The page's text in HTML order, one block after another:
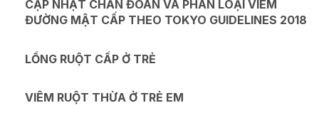
CẬP NHẬT CHẨN ĐOÁN VÀ PHÂN LOẠI VIÊM
ĐƯỜNG MẬT CẤP THEO TOKYO GUIDELINES 2018
LỒNG RUỘT CẤP Ở TRẺ
VIÊM RUỘT THỪA Ở TRẺ EM